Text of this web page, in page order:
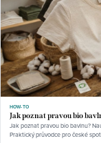
HOW-TO
Jak poznat pravou bio
Jak poznat pravou bio bavlnu?
Praktický průvodce pro české